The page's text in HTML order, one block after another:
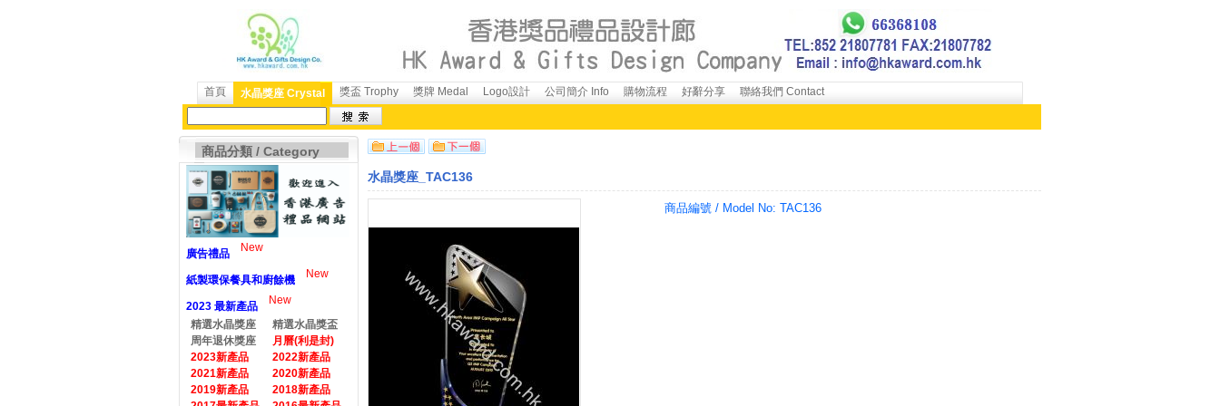
首頁 水晶獎座 Crystal 獎盃 Trophy 獎牌 Medal Logo設計 公司簡介 Info 購物流程 好辭分享 聯絡我們 Contact
商品分類 / Category
廣告禮品 New
紙製環保餐具和廚餘機 New
2023 最新產品
New
精選水晶獎座
精選水晶獎盃
周年退休獎座
月曆(利是封)
2023新產品
2022新產品
2021新產品
2020新產品
2019新產品
2018新產品
水晶獎座_TAC136
商品編號 / Model No: TAC136